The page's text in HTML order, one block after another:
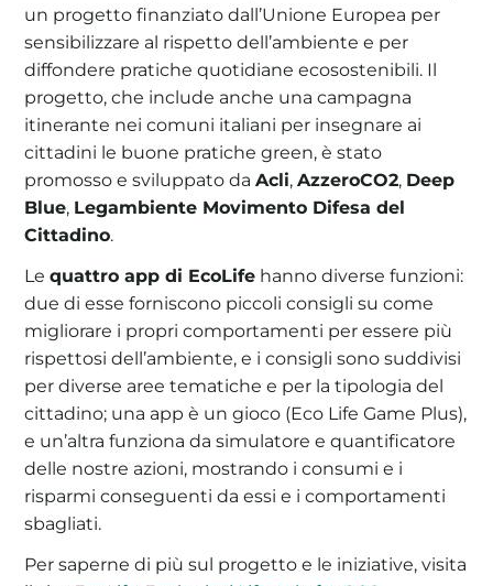
un progetto finanziato dall’Unione Europea per
sensibilizzare al rispetto dell’ambiente e per
diffondere pratiche quotidiane ecosostenibili. Il
progetto, che include anche una campagna
itinerante nei comuni italiani per insegnare ai
cittadini le buone pratiche green, è stato
promosso e sviluppato daAcli,AzzeroCO2, Deep
Blue, Legambiente Movimento Difesa del
Cittadino.
Lequattro app di EcoLife hanno diverse funzioni:
due di esse forniscono piccoli consigli su come
migliorare i propri comportamenti per essere più
rispettosi dell’ambiente, e i consigli sono suddivisi
per diverse aree tematiche e per la tipologia del
cittadino; una app è un gioco (Eco Life Game Plus),
e un’altra funziona da simulatore e quantificatore
delle nostre azioni, mostrando i consumi e i
risparmi conseguenti da essi e i comportamenti
sbagliati.
Per saperne di più sul progetto e le iniziative, visita